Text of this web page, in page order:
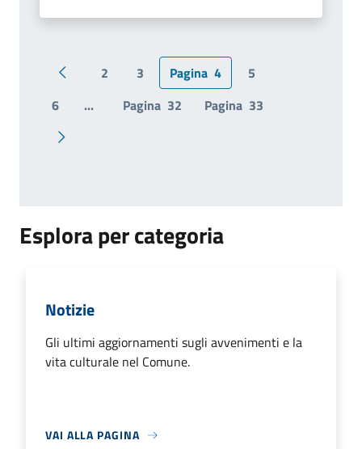
Pagina precedente
2 3 Pagina 4
5
6
... Pagina 32 Pagina 33
Pagina successiva
Esplora per categoria
Notizie
Gli ultimi aggiornamenti sugli avvenimenti e la
vita culturale nel Comune.
VAI ALLA PAGINA